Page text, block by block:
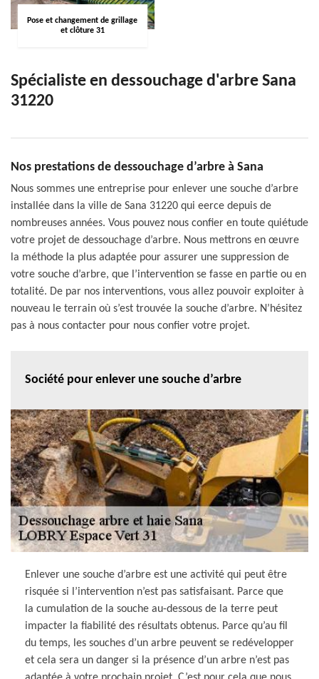
Pose et changement de grillage
et clôture 31
Spécialiste en dessouchage d'arbre Sana
31220
Nos prestations de dessouchage d’arbre à Sana
Nous sommes une entreprise pour enlever une souche d’arbre
installée dans la ville de Sana 31220 qui eerce depuis de
nombreuses années. Vous pouvez nous confier en toute quiétude
votre projet de dessouchage d’arbre. Nous mettrons en œuvre
la méthode la plus adaptée pour assurer une suppression de
votre souche d’arbre, que l’intervention se fasse en partie ou en
totalité. De par nos interventions, vous allez pouvoir exploiter à
nouveau le terrain où s’est trouvée la souche d’arbre. N’hésitez
pas à nous contacter pour nous confier votre projet.
Société pour enlever une souche d’arbre
Enlever une souche d’arbre est une activité qui peut être
risquée si l’intervention n’est pas satisfaisant. Parce que
la cumulation de la souche au-dessous de la terre peut
impacter la fiabilité des résultats obtenus. Parce qu’au fil
du temps, les souches d’un arbre peuvent se redévelopper
et cela sera un danger si la présence d’un arbre n’est pas